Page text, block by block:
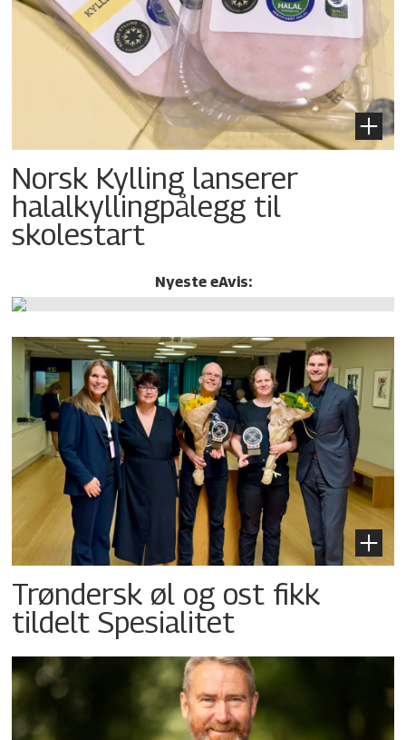
Norsk Kylling lanserer
halalkylling­pålegg til
skolestart
Nyeste eAvis:
Trøndersk øl og ost fikk
tildelt Spesialitet